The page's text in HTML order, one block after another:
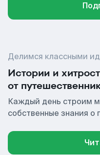
Делимся классными
Истории и
от
Каждый день строим
собственные знания о